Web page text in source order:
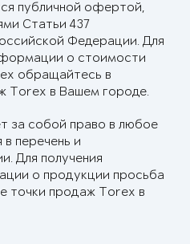
публичной офертой,
Статьи 437
Федерации. Для
о стоимости
обращайтесь в
Torex в Вашем городе.
за собой право в любое
перечень и
Для получения
о продукции просьба
точки продаж Torex в